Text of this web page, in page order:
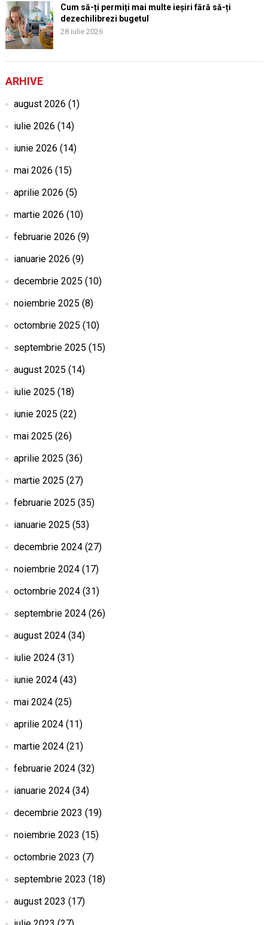
Cum să-ți permiți mai multe ieșiri fără să-ți
dezechilibrezi bugetul
28 iulie 2026
ARHIVE
august 2026 (1)
iulie 2026 (14)
iunie 2026 (14)
mai 2026 (15)
aprilie 2026 (5)
martie 2026 (10)
februarie 2026 (9)
ianuarie 2026 (9)
decembrie 2025 (10)
noiembrie 2025 (8)
octombrie 2025 (10)
septembrie 2025 (15)
august 2025 (14)
iulie 2025 (18)
iunie 2025 (22)
mai 2025 (26)
aprilie 2025 (36)
martie 2025 (27)
februarie 2025 (35)
ianuarie 2025 (53)
decembrie 2024(27)
noiembrie 2024(17)
octombrie 2024(31)
septembrie 2024(26)
august 2024(34)
iulie 2024(31)
iunie 2024(43)
mai 2024(25)
aprilie 2024(11)
martie 2024(21)
februarie 2024(32)
ianuarie 2024(34)
decembrie 2023 (19)
noiembrie 2023 (15)
octombrie 2023 (7)
septembrie 2023 (18)
august 2023 (17)